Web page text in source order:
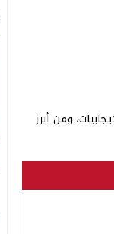
ومن أبرز